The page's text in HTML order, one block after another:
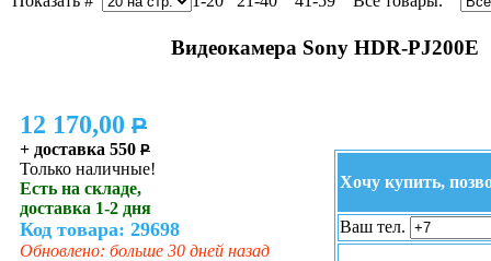
Видеокамера Sony HDR-PJ200E
12 170,00 P
+ доставка 550 P
Только наличные!
Есть на складе,
доставка 1-2 дня
Код товара: 29698
Обновлено: больше 30 дней назад
Хочу купить,
Ваш тел.